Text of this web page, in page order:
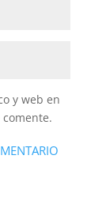
y web en